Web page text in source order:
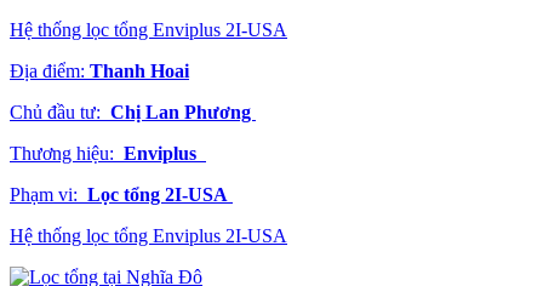
Hệ thống lọc tổng Enviplus 2I-USA
Địa điểm: Thanh Hoai
Chủ đầu tư: Chị Lan Phương
Thương hiệu: Enviplus
Phạm vi: Lọc tổng 2I-USA
Hệ thống lọc tổng Enviplus 2I-USA